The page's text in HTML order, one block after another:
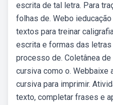
escrita de tal letra. Para
folhas de. Webo
textos para treinar
escrita e formas das
processo de. Coletânea
cursiva como o. Webbaixe
cursiva para imprimir.
texto, completar frases e